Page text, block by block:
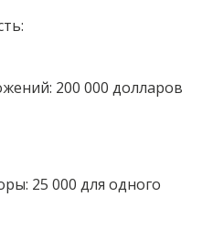
200 000 долларов
25 000 для одного